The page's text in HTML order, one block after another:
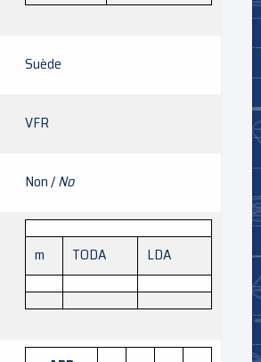
Suède
VFR
Non /No
m TODA LDA